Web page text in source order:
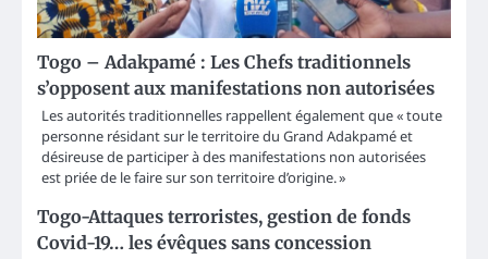
Togo – Adakpamé : Les Chefs traditionnels
s’opposent aux manifestations non autorisées
Les autorités traditionnelles rappellent également que « toute
personne résidant sur le territoire du Grand Adakpamé et
désireuse de participer à des manifestations non autorisées
est priée de le faire sur son territoire d’origine. »
Togo-Attaques terroristes, gestion de fonds
Covid-19… les évêques sans concession